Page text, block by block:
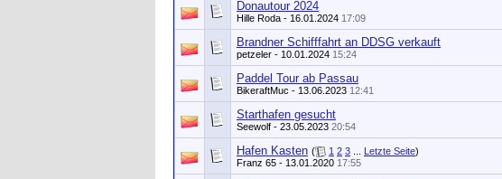
Donautour 2024
Hille Roda - 16.01.2024 17:09
Brandner Schifffahrt an DDSG verkauft
petzeler - 10.01.2024 15:24
Paddel Tour ab Passau
BikeraftMuc - 13.06.2023 12:41
Starthafen gesucht
Seewolf - 23.05.2023 20:54
Hafen Kasten ( 1 2 3 Letzte Seite)
Franz 65 - 13.01.2020 17:55